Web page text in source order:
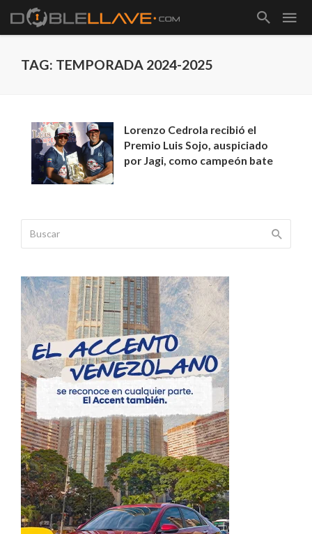
TAG: TEMPORADA 2024-2025
Lorenzo Cedrola recibió el
Premio Luis Sojo, auspiciado
por Jagi, como campeón bate